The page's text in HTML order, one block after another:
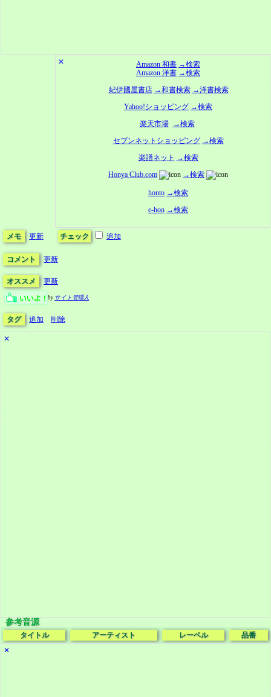
✕ Amazon 和書 →検索
Amazon 洋書 →検索
紀伊國屋書店 →和書検索 →洋書検索
Yahoo!ショッピング →検索
楽天市場
→検索
セブンネットショッピング →検索
楽譜ネット →検索
Honya Club.com
→検索
honto →検索
e-hon →検索
メモ 更新 チェック 追加
コメント 更新
オススメ 更新
by サイト管理人
タグ 追加 削除
✕
参考音源
タイトル アーティスト レーベル
品番
✕